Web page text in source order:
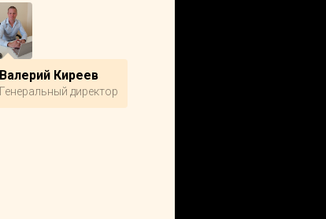
Валерий Киреев
Генеральный директор